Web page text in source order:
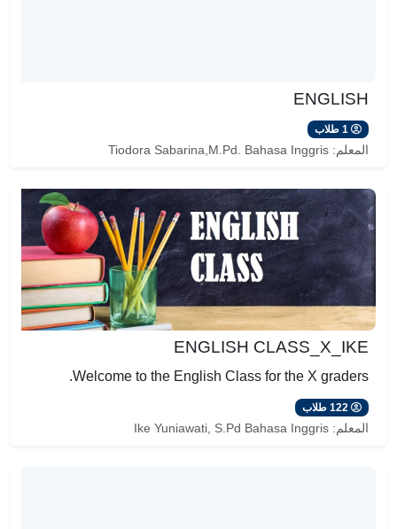
ENGLISH
1 طلاب
المعلم: Tiodora Sabarina,M.Pd. Bahasa Inggris
ENGLISH CLASS_X_IKE
Welcome to the English Class for the X graders.
122 طلاب
المعلم: Ike Yuniawati, S.Pd Bahasa Inggris